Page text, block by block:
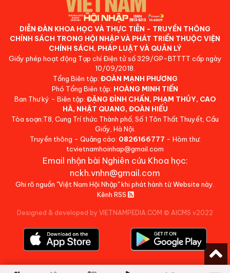
DIỄN ĐÀN KHOA HỌC VÀ THỰC TIỄN - TRUYỀN THÔNG
CHÍNH SÁCH TRONG HỘI NHẬP VÀ PHÁT TRIỂN THUỘC VIỆN
CHÍNH SÁCH, PHÁP LUẬT VÀ QUẢN LÝ
Giấy phép hoạt động Tạp chí Điện tử số 329/GP-BTTTT cấp ngày
10/09/2018.
Tổng Biên tập: ĐOÀN MẠNH PHƯƠNG
Phó Tổng Biên tập: HOÀNG MINH TIẾN
Ban Thư ký - Biên tập: ĐẶNG ĐÌNH CHẤN, PHẠM THỦY, CAO
HÀ, NHẬT QUANG, ĐOÀN HIẾU
Tòa soạn:T8, Cung Trí thức Thành phố, Số 1 Tôn Thất Thuyết, Cầu
Giấy, Hà Nội.
Truyền thông - Quảng cáo: 0826166777 - Hòm thư:
tcvietnamhoinhap@gmail.com
Email nhận bài Nghiên cứu Khoa học:
nckh.vnhn@gmail.com
Ghi rõ nguồn "Việt Nam Hội Nhập" khi phát hành từ Website này.
Kênh RSS
Designed & developed by VIETNAMPEDIA.COM © AICMS v2022